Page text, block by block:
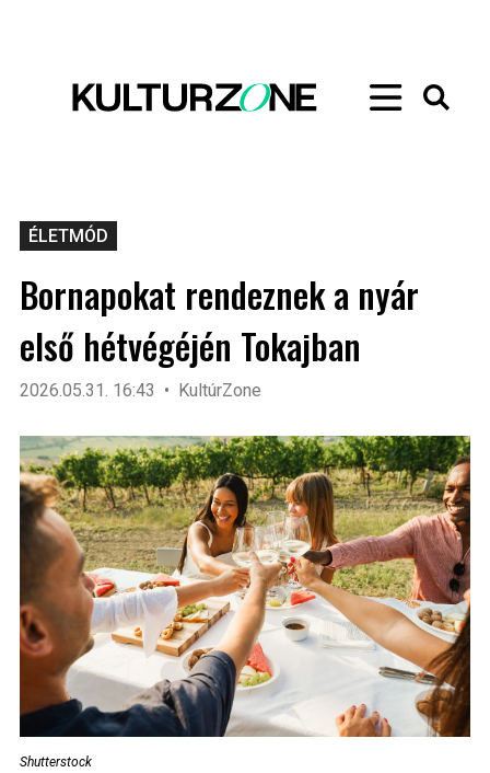
ÉLETMÓD
Bornapokat rendeznek a nyár
első hétvégéjén Tokajban
2026.05.31. 16:43 KultúrZone
Shutterstock